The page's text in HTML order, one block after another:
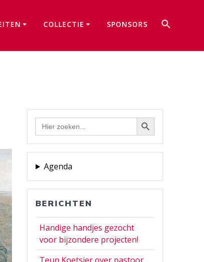
COLLECTIE SPONSORS
Zoek
naar:
Zoekknop
Agenda
BERICHTEN
Handige handjes gezocht
voor bijzondere projecten!